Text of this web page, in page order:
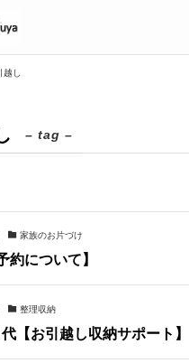
越し
– tag –
家族のお片づけ
約について】
整理収納
【お引越し収納サポート】